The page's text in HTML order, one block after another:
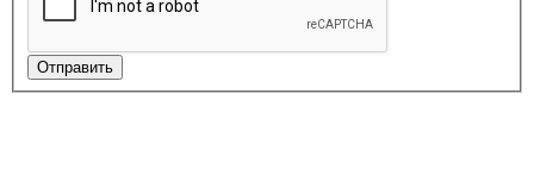
Отправить